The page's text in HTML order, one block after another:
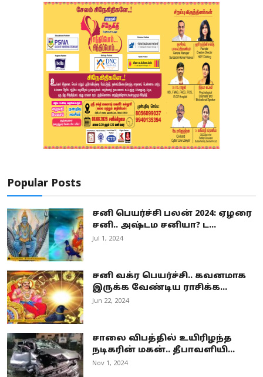
Popular Posts
சனி பெயர்ச்சி பலன் 2024: ஏழரை
சனி.. அஷ்டம சனியா? ட...
Jul 1, 2024
சனி வக்ர பெயர்ச்சி.. கவனமாக
இருக்க வேண்டிய ராசிக்க...
Jun 22, 2024
சாலை விபத்தில் உயிரிழந்த
நடிகரின் மகன்.. தீபாவளியி...
Nov 1, 2024